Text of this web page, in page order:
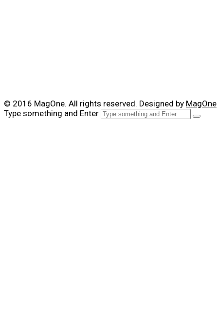
© 2016 MagOne. All rights reserved. Designed by MagOne
Type something and Enter